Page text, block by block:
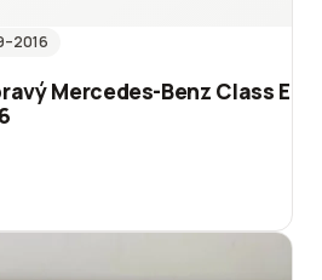
–2016
Mercedes-Benz Class E